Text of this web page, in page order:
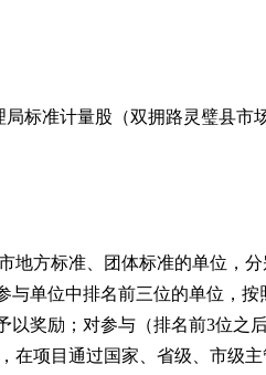
标准计量股（双拥路灵璧县市
方标准、团体标准的单位，
单位中排名前三位的单位，
奖励；对参与（排名前3位之
项目通过国家、省级、市级